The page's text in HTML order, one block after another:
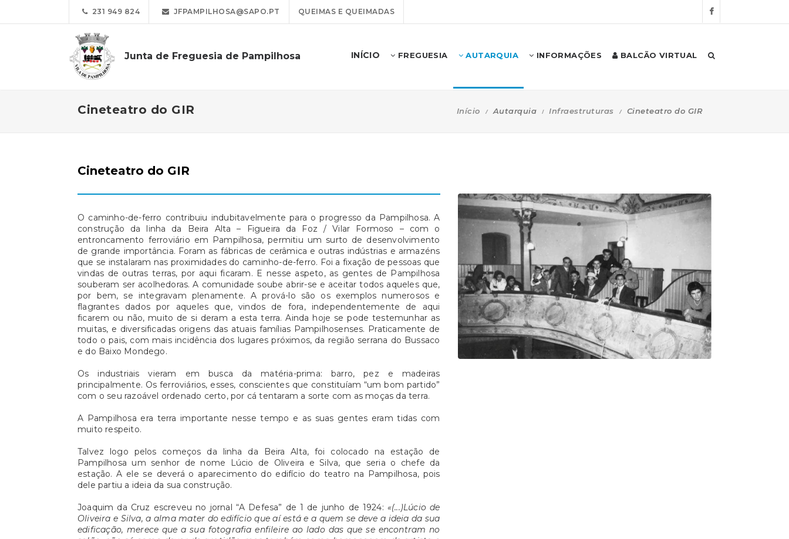
231 949 824 JFPAMPILHOSA@SAPO.PT QUEIMAS E QUEIMADAS
Junta de Freguesia de Pampilhosa INÍCIO FREGUESIA AUTARQUIA INFORMAÇÕES BALCÃO VIRTUAL
Cineteatro do GIR Início Autarquia Infraestruturas Cineteatro do GIR
Cineteatro do GIR
O caminho-de-ferro contribuiu indubitavelmente para o progresso da Pampilhosa. A
construção da linha da Beira Alta – Figueira da Foz / Vilar Formoso – com o
entroncamento ferroviário em Pampilhosa, permitiu um surto de desenvolvimento
de grande importância. Foram as fábricas de cerâmica e outras indústrias e armazéns
que se instalaram nas proximidades do caminho-de-ferro. Foi a fixação de pessoas que
vindas de outras terras, por aqui ficaram. E nesse aspeto, as gentes de Pampilhosa
souberam ser acolhedoras. A comunidade soube abrir-se e aceitar todos aqueles que,
por bem, se integravam plenamente. A prová-lo são os exemplos numerosos e
flagrantes dados por aqueles que, vindos de fora, independentemente de aqui
ficarem ou não, muito de si deram a esta terra. Ainda hoje se pode testemunhar as
muitas, e diversificadas origens das atuais famílias Pampilhosenses. Praticamente de
todo o pais, com mais incidência dos lugares próximos, da região serrana do Bussaco
e do Baixo Mondego.
Os industriais vieram em busca da matéria-prima: barro, pez e madeiras
principalmente. Os ferroviários, esses, conscientes que constituíam “um bom partido”
com o seu razoável ordenado certo, por cá tentaram a sorte com as moças da terra.
A Pampilhosa era terra importante nesse tempo e as suas gentes eram tidas com
muito respeito.
Talvez logo pelos começos da linha da Beira Alta, foi colocado na estação de
Pampilhosa um senhor de nome Lúcio de Oliveira e Silva, que seria o chefe da
estação. A ele se deverá o aparecimento do edifício do teatro na Pampilhosa, pois
dele partiu a ideia da sua construção.
Joaquim da Cruz escreveu no jornal “A Defesa” de 1 de junho de 1924: «(...)Lúcio de
Oliveira e Silva, a alma mater do edifício que aí está e a quem se deve a ideia da sua
edificação, merece que a sua fotografia enfileire ao lado das que se encontram no